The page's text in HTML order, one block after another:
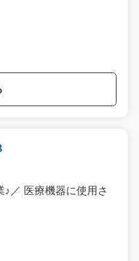
／ 医療機器に使用さ